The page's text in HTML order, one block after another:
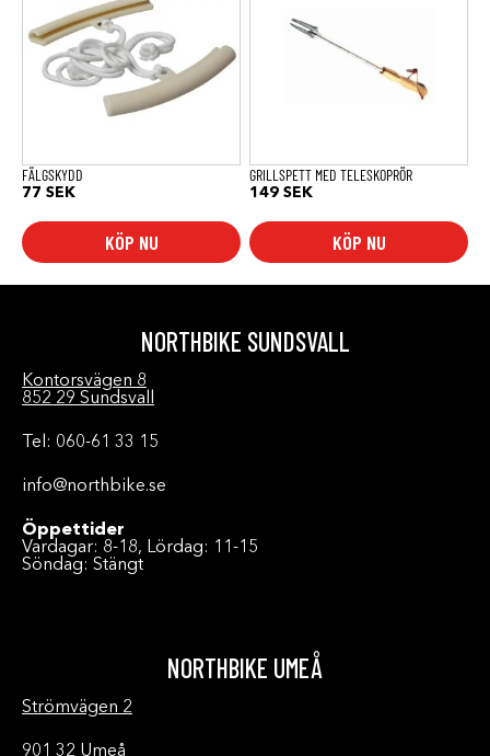
FÄLGSKYDD
77 SEK
KÖP NU
GRILLSPETT MED TELESKOPRÖR
149 SEK
KÖP NU
NORTHBIKE SUNDSVALL
Kontorsvägen 8
852 29 Sundsvall
Tel: 060-61 33 15
info@northbike.se
Öppettider
Vardagar: 8-18, Lördag: 11-15
Söndag: Stängt
NORTHBIKE UMEÅ
Strömvägen 2
901 32 Umeå